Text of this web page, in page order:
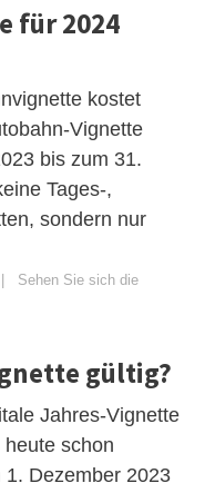
für 2024
kostet
Vignette
bis zum 31.
Tages-,
sondern nur
Sehen Sie sich die
gültig?
Jahres-Vignette
schon
Dezember 2023